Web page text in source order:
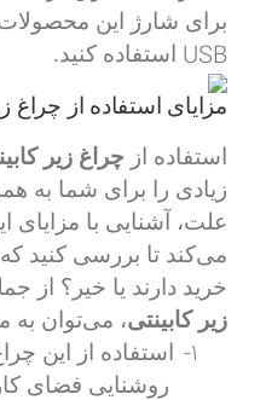
برای شارژ این محصولات
USB استفاده کنید.
مزایای استفاده از چراغ
استفاده از چراغ زیر
زیادی را برای شما به
علت، آشنایی با مزایای
می‌کند تا بررسی کنید
خرید دارند یا خیر؟ از
زیر کابینتی، می‌توان به
1-
استفاده از این
روشنایی فضای